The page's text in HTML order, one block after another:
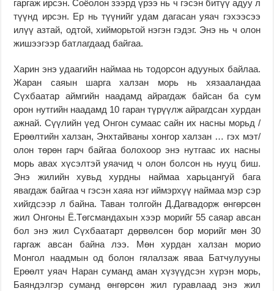
гаргаж ирсэн. Соёолон зээрд үрээ нь ч гэсэн битүү адуу л
түүнд ирсэн. Ер нь түүнийг удам дагасан уяач гэхээсээ
илүү азтай, одтой, хийморьтой нэгэн гэдэг. Энэ нь ч олон
жишээгээр батлагдаад байгаа.
Харин энэ удаагийн наймаа нь тодорсон адууных байлаа.
Жаран саяын шарга халзан морь нь хязааландаа
Сүхбаатар аймгийн наадамд айрагдаж байсан ба сум
орон нутгийн наадамд 10 гаран түрүүлж айрагдсан хурдан
ажнай. Сүүлийн үед Онгон сумаас сайн их насны морьд /
Ерөөлтийн халзан, Энхтайваны хонгор халзан … гэх мэт/
олон төрөн гарч байгаа болохоор энэ нутгаас их насны
морь авах хүсэлтэй уяачид ч олон болсон нь нууц биш.
Энэ жилийн хувьд хурдны наймаа харьцангуй бага
явагдаж байгаа ч гэсэн хаяа нэг иймэрхүү наймаа мэр сэр
хийгдсээр л байна. Таван толгойн Д.Дагвадорж өнгөрсөн
жил Онгоны Ё.Төгсмандахын хээр морийг 55 саяар авсан
бол энэ жил Сүхбаатарт дөрвөлсөн бор морийг мөн 30
гаргаж авсан байна лээ. Мөн хурдан халзан морио
Монгол наадмын од болон гялалзаж яваа Батчулууны
Ерөөлт уяач Наран суманд аман хүзүүдсэн хүрэн морь,
Баяндэлгэр суманд өнгөрсөн жил гуравлаад энэ жил